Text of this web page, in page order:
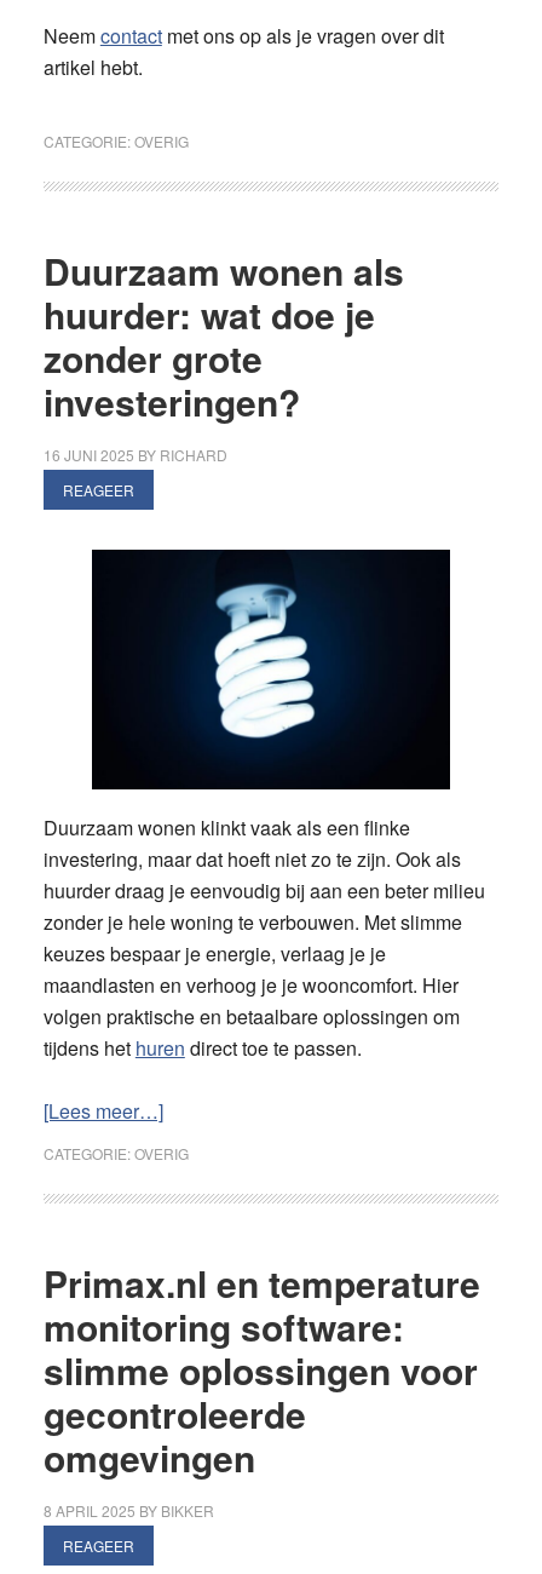
Neemcontactmet ons op als je vragen over dit
artikel hebt.
CATEGORIE:OVERIG
Duurzaam wonen als
huurder: wat doe je
zonder grote
investeringen?
16 JUNI 2025 BY RICHARD
REAGEER
Duurzaam wonen klinkt vaak als een flinke
investering, maar dat hoeft niet zo te zijn. Ook als
huurder draag je eenvoudig bij aan een beter milieu
zonder je hele woning te verbouwen. Met slimme
keuzes bespaar je energie, verlaag je je
maandlasten en verhoog je je wooncomfort. Hier
volgen praktische en betaalbare oplossingen om
tijdens het huren direct toe te passen.
[Lees meer…]overDuurzaam
huurder:
je
zonder
grote
investeringen?
CATEGORIE:OVERIG
Primax.nl en temperature
monitoring software:
slimme oplossingen voor
gecontroleerde
omgevingen
8 APRIL 2025 BY BIKKER
REAGEER